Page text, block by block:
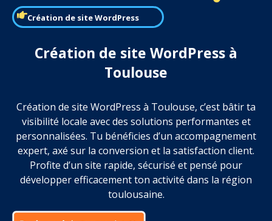
Création de site WordPress
Création de site WordPress à
Toulouse
Création de site WordPress à Toulouse, c’est bâtir ta
visibilité locale avec des solutions performantes et
personnalisées. Tu bénéficies d’un accompagnement
expert, axé sur la conversion et la satisfaction client.
Profite d’un site rapide, sécurisé et pensé pour
développer efficacement ton activité dans la région
toulousaine.